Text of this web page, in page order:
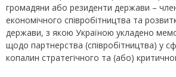
громадяни або резиденти держави –
економічного співробітництва та
держави, з якою Україною укладено
щодо партнерства (співробітництва) у
копалин стратегічного та (або)